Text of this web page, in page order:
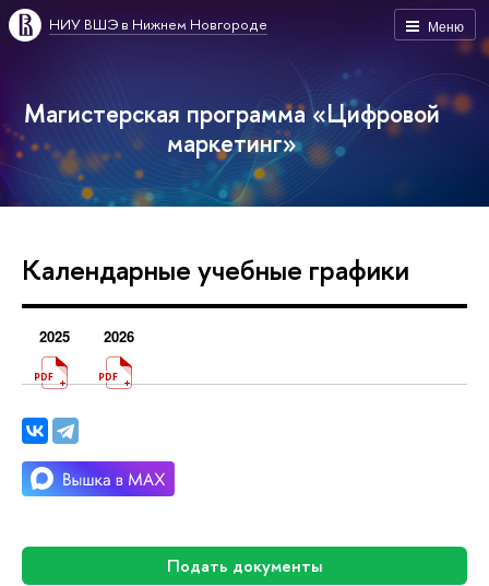
Меню
НИУ ВШЭ в Нижнем Новгороде
Магистерская программа «Цифровой
маркетинг»
Подать документы
Календарные учебные графики
2025 2026